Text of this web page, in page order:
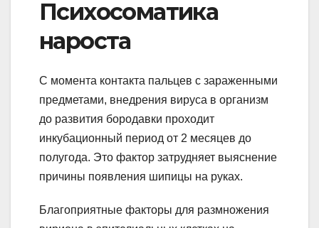
Психосоматика
нароста
С момента контакта пальцев с зараженными
предметами, внедрения вируса в организм
до развития бородавки проходит
инкубационный период от 2 месяцев до
полугода. Это фактор затрудняет выяснение
причины появления шипицы на руках.
Благоприятные факторы для размножения